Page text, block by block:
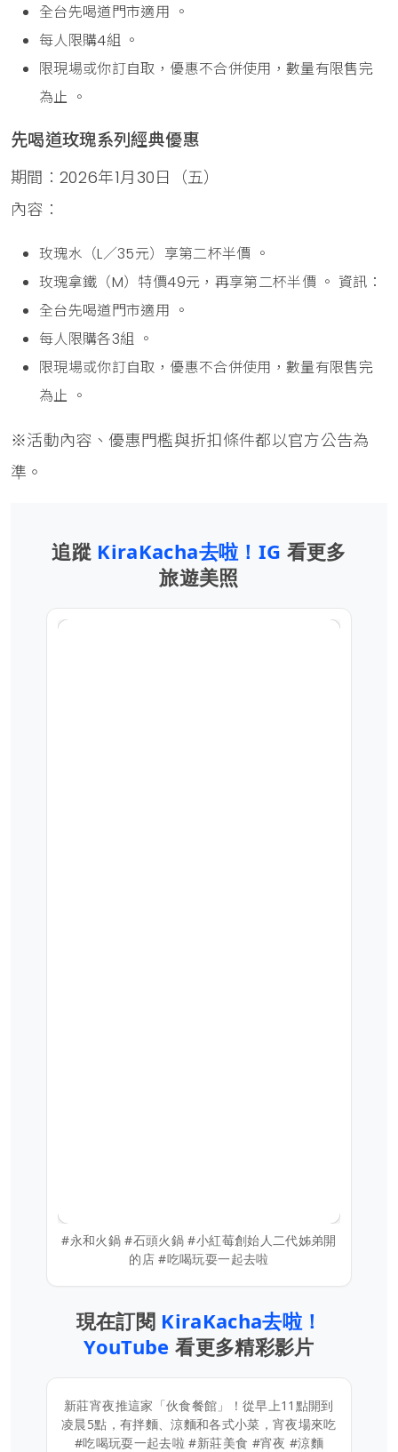
全台先喝道門市適用 。
每人限購4組 。
限現場或你訂自取，優惠不合併使用，數量有限售完
為止 。
先喝道玫瑰系列經典優惠
期間：2026年1月30日（五）
內容：
玫瑰水（L／35元）享第二杯半價 。
玫瑰拿鐵（M）特價49元，再享第二杯半價 。 資訊：
全台先喝道門市適用 。
每人限購各3組 。
限現場或你訂自取，優惠不合併使用，數量有限售完
為止 。
※活動內容、優惠門檻與折扣條件都以官方公告為
準。
追蹤 KiraKacha去啦！IG 看更多
旅遊美照
#永和火鍋 #石頭火鍋 #小紅莓創始人二代姊弟開
的店 #吃喝玩耍一起去啦
現在訂閱 KiraKacha去啦！
YouTube看更多精彩影片
新莊宵夜推這家「伙食餐館」！從早上11點開到
凌晨5點，有拌麵、涼麵和各式小菜，宵夜場來吃
#吃喝玩耍一起去啦 #新莊美食 #宵夜 #涼麵